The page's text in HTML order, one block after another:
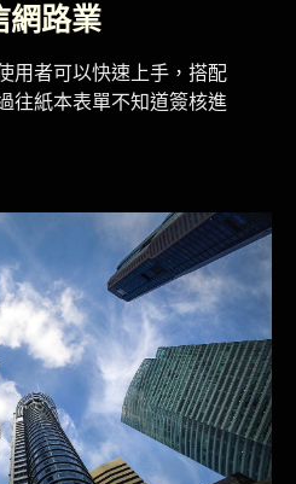
網路業​
用者可以快速上手，搭配
往紙本表單不知道簽核進